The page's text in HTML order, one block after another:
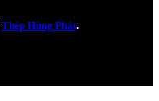
Thép Hùng Phát.